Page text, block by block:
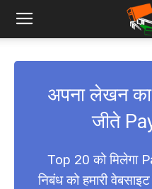
अपना लेखन
जीते
Top 20 को मिलेगा
निबंध को हमारी